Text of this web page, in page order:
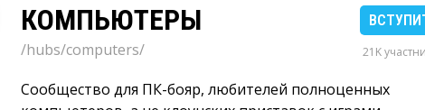
КОМПЬЮТЕРЫ
/hubs/computers/ 21K
Сообщество для ПК-бояр, любителей полноценных